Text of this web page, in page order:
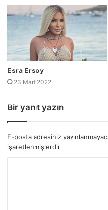
Esra Ersoy
23 Mart 2022
Bir yanıt yazın
E-posta adresiniz
işaretlenmişlerdir